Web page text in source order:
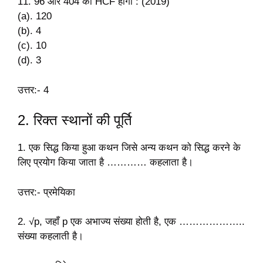
(a). 120
(b). 4
(c). 10
(d). 3
उत्तर:- 4
2. रिक्त स्थानों की पूर्ति
1. एक सिद्ध किया हुआ कथन जिसे अन्य कथन को सिद्ध करने के
लिए प्रयोग किया जाता है ………… कहलाता है।
उत्तर:- प्रमेयिका
2. √p, जहाँ p एक अभाज्य संख्या होती है, एक ………………..
संख्या कहलाती है।